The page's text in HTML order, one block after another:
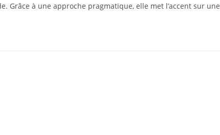
à une approche pragmatique, elle met l’accent sur une